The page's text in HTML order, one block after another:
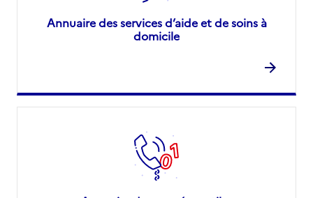
Annuaire des services d’aide et de soins à
domicile